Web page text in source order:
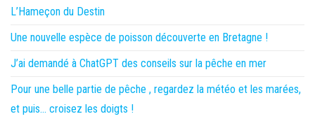
L’Hameçon du Destin
Une nouvelle espèce de poisson découverte en Bretagne !
J’ai demandé à ChatGPT des conseils sur la pêche en mer
Pour une belle partie de pêche , regardez la météo et les marées,
et puis… croisez les doigts !